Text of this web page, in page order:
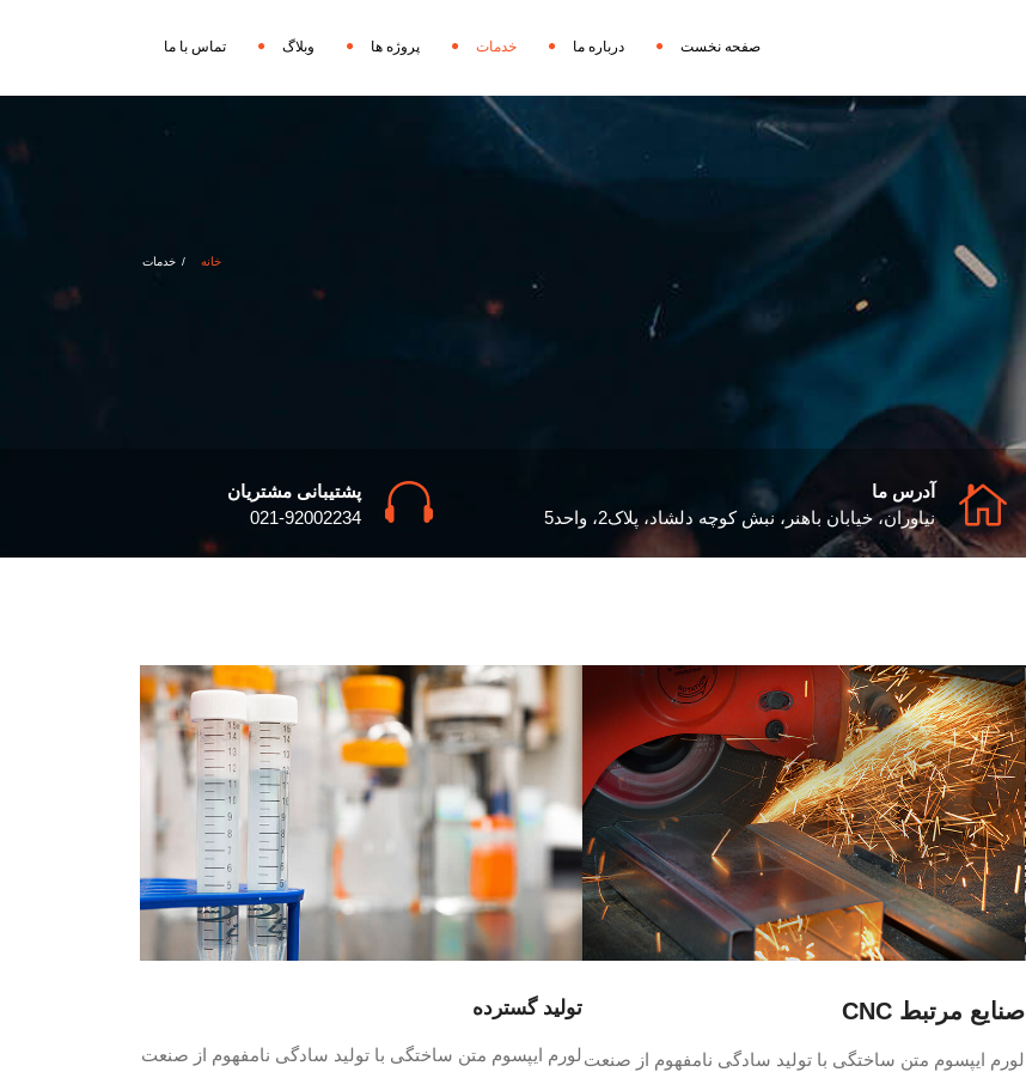
صفحه نخست درباره ما خدمات پروژه ها وبلاگ تماس با ما
خانه خدمات
آدرس ما
نیاوران، خیابان باهنر، نبش کوچه دلشاد، پلاک2، واحد5
پشتیبانی مشتریان
021-92002234
صنایع مرتبط CNC
لورم ایپسوم متن ساختگی با تولید سادگی نامفهوم از صنعت
تولید گسترده
لورم ایپسوم متن ساختگی با تولید سادگی نامفهوم از صنعت